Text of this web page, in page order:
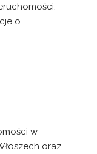
o
w
oraz